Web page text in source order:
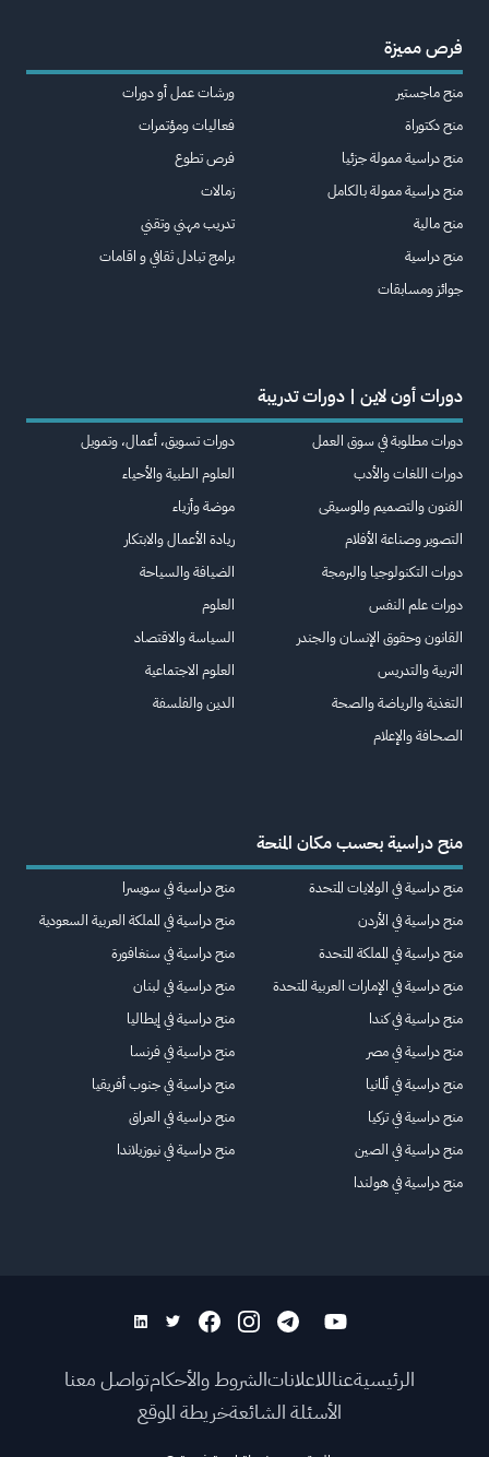
فرص مميزة
منح ماجستير
منح دكتوراة
منح دراسية ممولة جزئيا
منح دراسية ممولة بالكامل
منح مالية
منح دراسية
جوائز ومسابقات
ورشات عمل أو دورات
فعاليات ومؤتمرات
فرص تطوع
زمالات
تدريب مهني وتقني
برامج تبادل ثقافي و اقامات
دورات أون لاين | دورات تدريبة
دورات مطلوبة في سوق العمل
دورات اللغات والأدب
الفنون والتصميم والموسيقى
التصوير وصناعة الأفلام
دورات التكنولوجيا والبرمجة
دورات علم النفس
القانون وحقوق الإنسان والجندر
التربية والتدريس
التغذية والرياضة والصحة
الصحافة والإعلام
دورات تسويق، أعمال، وتمويل
العلوم الطبية والأحياء
موضة وأزياء
ريادة الأعمال والابتكار
الضيافة والسياحة
العلوم
السياسة والاقتصاد
العلوم الاجتماعية
الدين والفلسفة
منح دراسية بحسب مكان المنحة
منح دراسية في الولايات المتحدة
منح دراسية في الأردن
منح دراسية في المملكة المتحدة
منح دراسية في الإمارات العربية المتحدة
منح دراسية في كندا
منح دراسية في مصر
منح دراسية في ألمانيا
منح دراسية في تركيا
منح دراسية في الصين
منح دراسية في هولندا
منح دراسية في سويسرا
منح دراسية في المملكة العربية السعودية
منح دراسية في سنغافورة
منح دراسية في لبنان
منح دراسية في إيطاليا
منح دراسية في فرنسا
منح دراسية في جنوب أفريقيا
منح دراسية في العراق
منح دراسية في نيوزيلاندا
الرئيسيةعناللاعلاناتالشروط والأحكامتواصل معنا
الأسئلة الشائعةخريطة الموقع